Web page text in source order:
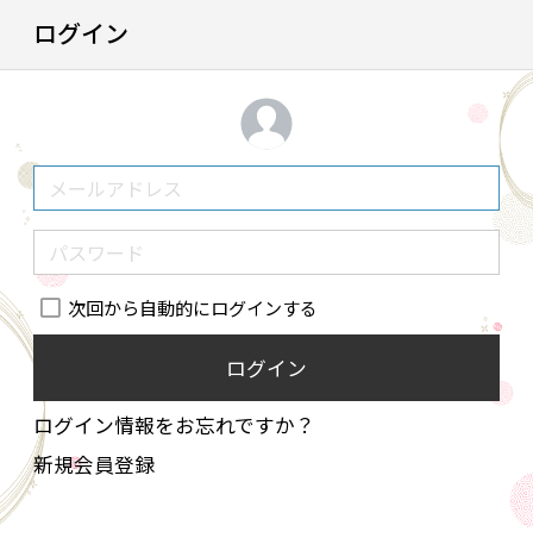
ログイン
次回から自動的にログインする
ログイン
ログイン情報をお忘れですか？
新規会員登録